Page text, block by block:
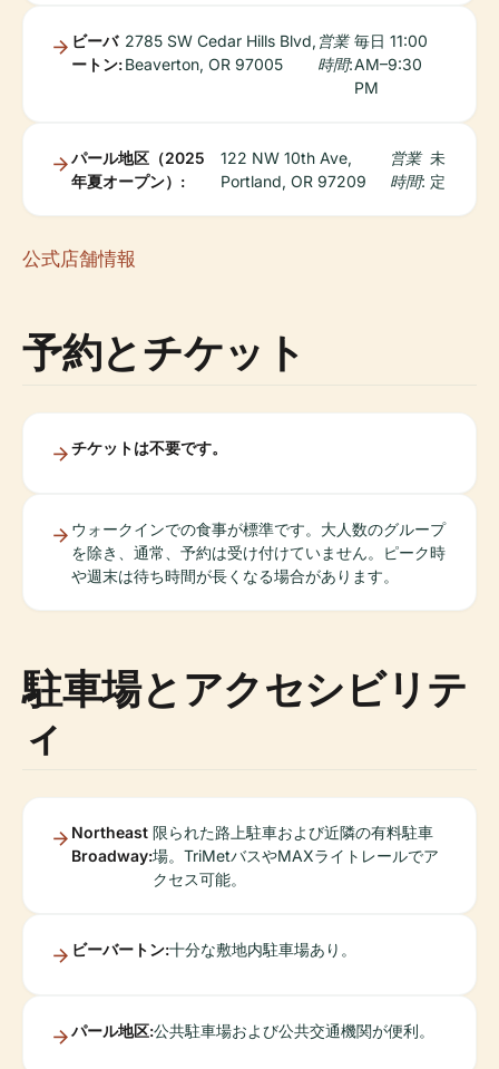
ビーバ
ートン:
2785 SW Cedar Hills Blvd,
Beaverton, OR 97005
営業
時間:
毎日 11:00
AM–9:30
PM
パール地区（2025
年夏オープン）:
122 NW 10th Ave,
Portland, OR 97209
営業
時間:
未
定
公式店舗情報
予約とチケット
チケットは不要です。
ウォークインでの食事が標準です。大人数のグループ
を除き、通常、予約は受け付けていません。ピーク時
や週末は待ち時間が長くなる場合があります。
駐車場とアクセシビリテ
ィ
Northeast
Broadway:
限られた路上駐車および近隣の有料駐車
場。TriMetバスやMAXライトレールでア
クセス可能。
ビーバートン:十分な敷地内駐車場あり。
パール地区:公共駐車場および公共交通機関が便利。